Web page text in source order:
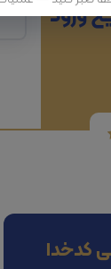
ورود
کدخدا